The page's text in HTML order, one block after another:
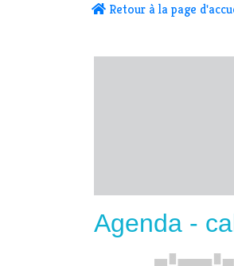
Retour à la page
Agenda -